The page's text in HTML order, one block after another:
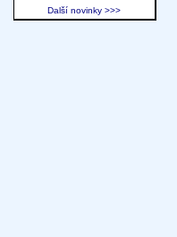
Další novinky >>>